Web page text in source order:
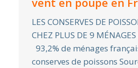
LES CONSERVES DE
CHEZ PLUS DE 9
93,2% de ménages
conserves de poissons